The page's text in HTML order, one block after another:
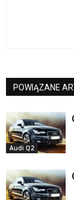
POWIĄZANE
Audi Q2